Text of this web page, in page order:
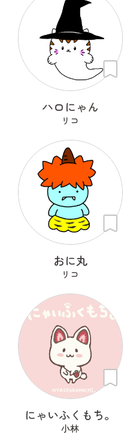
ハロにゃん
リコ
おに丸
リコ
にゃいふくもち。
小林